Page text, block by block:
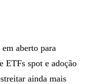
aberto para
ETFs spot e adoção
ainda mais